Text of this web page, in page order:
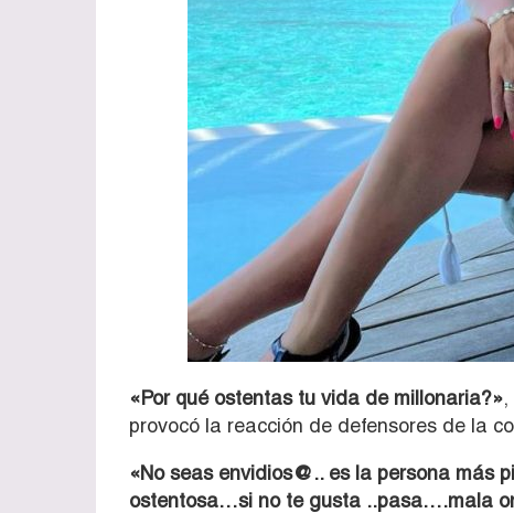
«Por qué ostentas tu vida de millonaria?»
provocó la reacción de defensores de la
«No seas envidios@.. es la persona más
ostentosa…si no te gusta ..pasa….mala